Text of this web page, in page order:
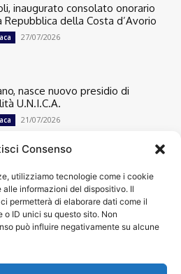
Consenso
utilizziamo tecnologie come i cookie
informazioni del dispositivo. Il
permetterà di elaborare dati come il
ID unici su questo sito. Non
può influire negativamente su alcune
inaugurato consolato onorario
Repubblica della Costa d’Avorio
27/07/2026
nasce nuovo presidio di
U.N.I.C.A.
21/07/2026
13501
7305
4209